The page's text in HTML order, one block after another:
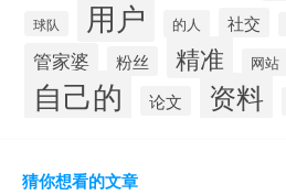
球队 用户 的人 社交
管家婆 粉丝 精准 网站
自己的 论文 资料
猜你想看的文章